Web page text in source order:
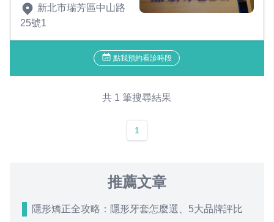
新北市瑞芳區中山路
25號1
點我預約看診時段
共 1 筆搜尋結果
1
推薦文章
隱形矯正全攻略：隱形牙套怎麼選、5大品牌評比